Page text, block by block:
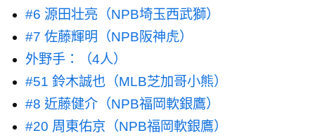
#6 源田壮亮（NPB埼玉西武獅）
#7 佐藤輝明（NPB阪神虎）
外野手：（4人）
#51 鈴木誠也（MLB芝加哥小熊）
#8 近藤健介（NPB福岡軟銀鷹）
#20 周東佑京（NPB福岡軟銀鷹）